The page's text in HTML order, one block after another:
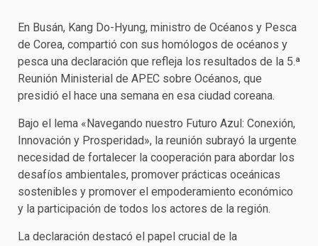
En Busán, Kang Do-Hyung, ministro de Océanos y Pesca
de Corea, compartió con sus homólogos de océanos y
pesca una declaración que refleja los resultados de la 5.ª
Reunión Ministerial de APEC sobre Océanos, que
presidió el hace una semana en esa ciudad coreana.
Bajo el lema «Navegando nuestro Futuro Azul: Conexión,
Innovación y Prosperidad», la reunión subrayó la urgente
necesidad de fortalecer la cooperación para abordar los
desafíos ambientales, promover prácticas oceánicas
sostenibles y promover el empoderamiento económico
y la participación de todos los actores de la región.
La declaración destacó el papel crucial de la